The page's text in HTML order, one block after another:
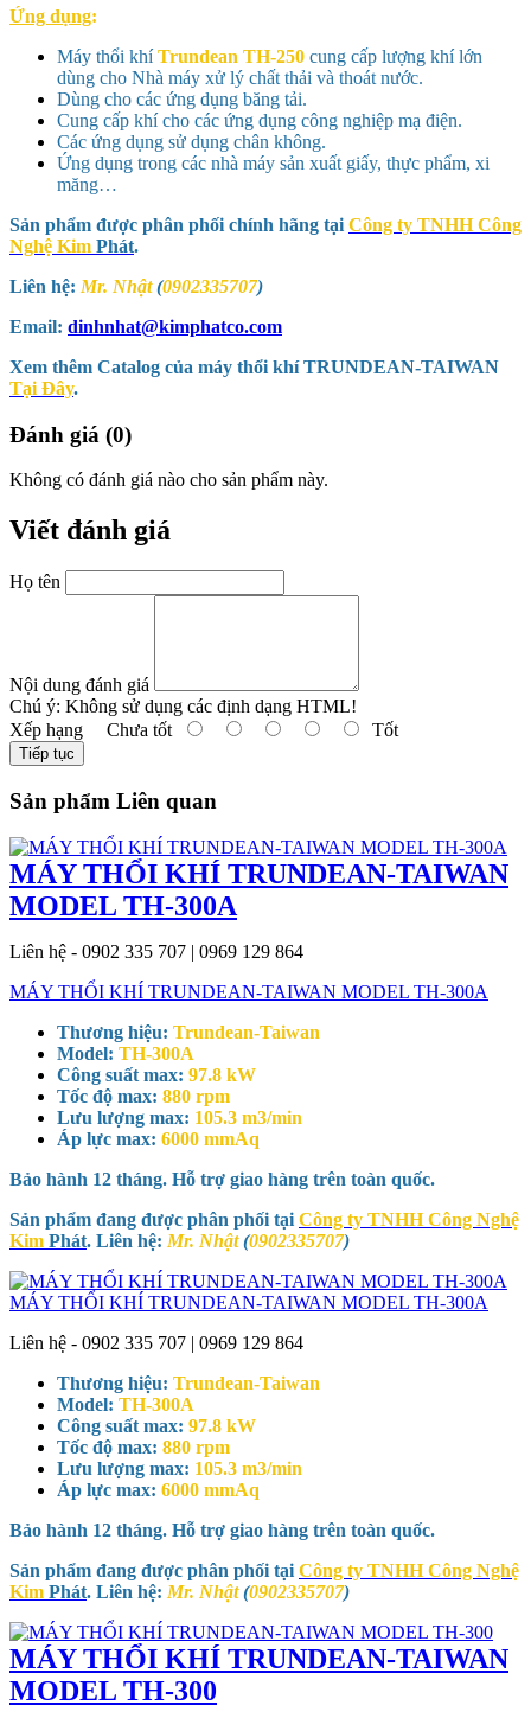
Ứng dụng:
Máy thổi khíTrundean TH-250 cung cấp lượng khí lớn
dùng cho Nhà máy xử lý chất thải và thoát nước.
Dùng cho các ứng dụng băng tải.
Cung cấp khí cho các ứng dụng công nghiệp mạ điện.
Các ứng dụng sử dụng chân không.
Ứng dụng trong các nhà máy sản xuất giấy, thực phẩm, xi
măng…
Sản phẩm được phân phối chính hãng tại Công ty TNHH Công
Nghệ Kim Phát.
Liên hệ: Mr. Nhật (0902335707)
Email: dinhnhat@kimphatco.com
Xem thêm Catalog của máy thổi khí TRUNDEAN-TAIWAN
Tại Đây.
Đánh giá (0)
Không có đánh giá nào cho sản phẩm này.
Viết đánh giá
Họ tên
Nội dung đánh giá
Chú ý: Không sử dụng các định dạng HTML!
Xếp hạng Chưa tốt Tốt
Tiếp tục
Sản phẩm Liên quan
MÁY THỔI KHÍ TRUNDEAN-TAIWAN
MODEL TH-300A
Liên hệ - 0902 335 707 | 0969 129 864
MÁY THỔI KHÍ TRUNDEAN-TAIWAN MODEL TH-300A
Thương hiệu: Trundean-Taiwan
Model: TH-300A
Công suất max: 97.8 kW
Tốc độ max: 880 rpm
Lưu lượng max: 105.3 m3/min
Áp lực max: 6000 mmAq
Bảo hành 12 tháng. Hỗ trợ giao hàng trên toàn quốc.
Sản phẩm đang được phân phối tại Công ty TNHH Công Nghệ
Kim Phát. Liên hệ: Mr. Nhật(0902335707)
MÁY THỔI KHÍ TRUNDEAN-TAIWAN MODEL TH-300A
Liên hệ - 0902 335 707 | 0969 129 864
Thương hiệu: Trundean-Taiwan
Model: TH-300A
Công suất max: 97.8 kW
Tốc độ max: 880 rpm
Lưu lượng max: 105.3 m3/min
Áp lực max: 6000 mmAq
Bảo hành 12 tháng. Hỗ trợ giao hàng trên toàn quốc.
Sản phẩm đang được phân phối tại Công ty TNHH Công Nghệ
Kim Phát. Liên hệ: Mr. Nhật(0902335707)
MÁY THỔI KHÍ TRUNDEAN-TAIWAN
MODEL TH-300